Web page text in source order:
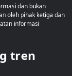
dan bukan
oleh pihak ketiga dan
informasi
tren